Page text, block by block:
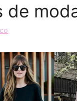
de